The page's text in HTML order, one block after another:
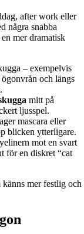
after work eller
några snabba
mer dramatisk
– exempelvis
och längs
mitt på
ljusspel.
mascara eller
blicken ytterligare.
mot en svart
för en diskret “cat
mer festlig och